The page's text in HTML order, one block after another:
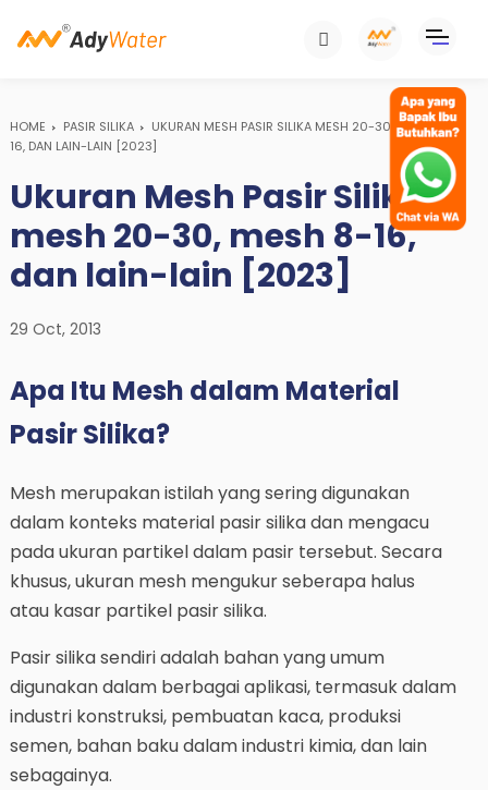
HOME PASIR SILIKA
UKURAN MESH PASIR SILIKA MESH 20-30, MESH 8-
16, DAN LAIN-LAIN [2023]
Ukuran Mesh Pasir Silika
mesh 20-30, mesh 8-16,
dan lain-lain [2023]
29 Oct, 2013
Apa Itu Mesh dalam Material
Pasir Silika?
Mesh merupakan istilah yang sering digunakan
dalam konteks material pasir silika dan mengacu
pada ukuran partikel dalam pasir tersebut. Secara
khusus, ukuran mesh mengukur seberapa halus
atau kasar partikel pasir silika.
Pasir silika sendiri adalah bahan yang umum
digunakan dalam berbagai aplikasi, termasuk dalam
industri konstruksi, pembuatan kaca, produksi
semen, bahan baku dalam industri kimia, dan lain
sebagainya.